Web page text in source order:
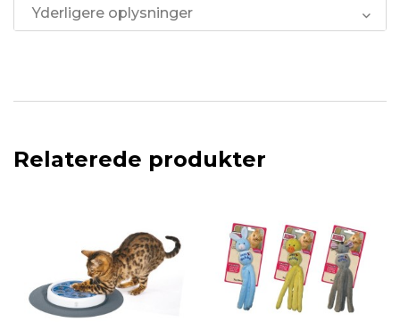
Yderligere oplysninger
Relaterede produkter